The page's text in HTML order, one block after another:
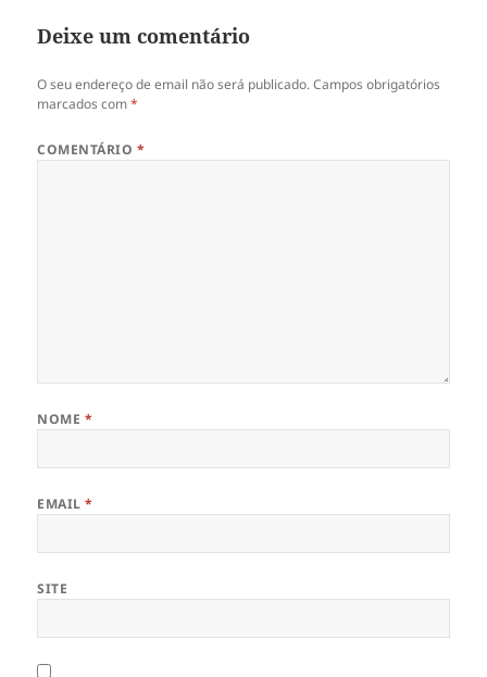
Deixe um comentário
O seu endereço de email não será publicado. Campos obrigatórios
marcados com*
COMENTÁRIO *
NOME *
EMAIL*
SITE